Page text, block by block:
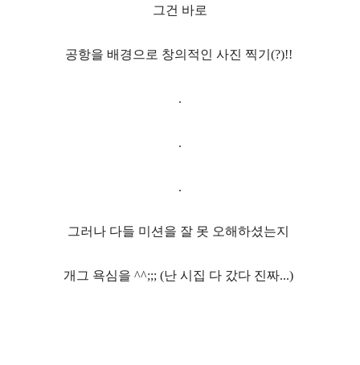
그건 바로
공항을 배경으로 창의적인 사진 찍기 (?)!!
.
.
.
그러나 다들 미션을 잘 못 오해하셨는지
개그 욕심을 ^^;;; (난 시집 다 갔다 진짜...)